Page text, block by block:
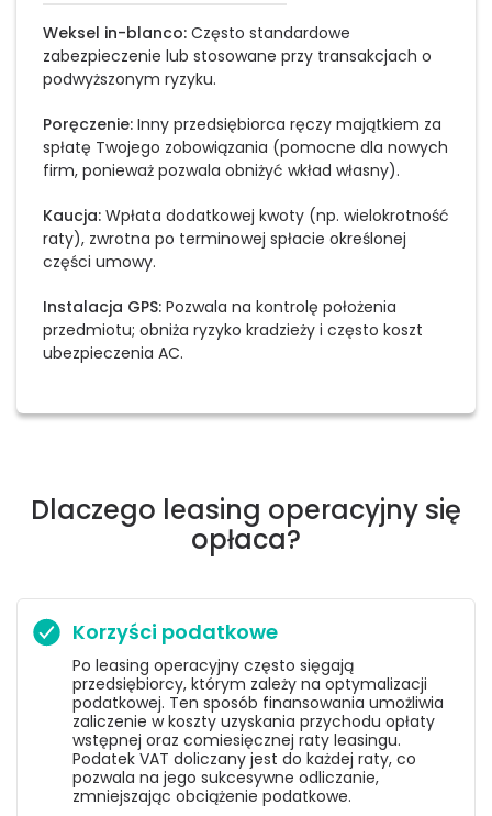
Weksel in-blanco: Często standardowe
zabezpieczenie lub stosowane przy transakcjach o
podwyższonym ryzyku.
Poręczenie: Inny przedsiębiorca ręczy majątkiem za
spłatę Twojego zobowiązania (pomocne dla nowych
firm, ponieważ pozwala obniżyć wkład własny).
Kaucja: Wpłata dodatkowej kwoty (np. wielokrotność
raty), zwrotna po terminowej spłacie określonej
części umowy.
Instalacja GPS: Pozwala na kontrolę położenia
przedmiotu; obniża ryzyko kradzieży i często koszt
ubezpieczenia AC.
Dlaczego leasing operacyjny się
opłaca?
Korzyści podatkowe
Po leasing operacyjny często sięgają
przedsiębiorcy, którym zależy na optymalizacji
podatkowej. Ten sposób finansowania umożliwia
zaliczenie w koszty uzyskania przychodu opłaty
wstępnej oraz comiesięcznej raty leasingu.
Podatek VAT doliczany jest do każdej raty, co
pozwala na jego sukcesywne odliczanie,
zmniejszając obciążenie podatkowe.